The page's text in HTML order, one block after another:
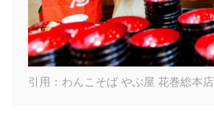
引用：わんこそば やぶ屋 花巻総本店